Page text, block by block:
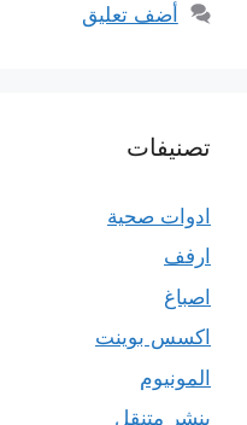
أضف تعليق
تصنيفات
ادوات صحية
ارفف
اصباغ
اكسس بوينت
المونيوم
بنشر متنقل